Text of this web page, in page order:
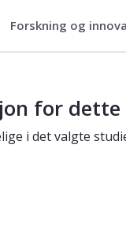
Forskning og
for
i det valgte